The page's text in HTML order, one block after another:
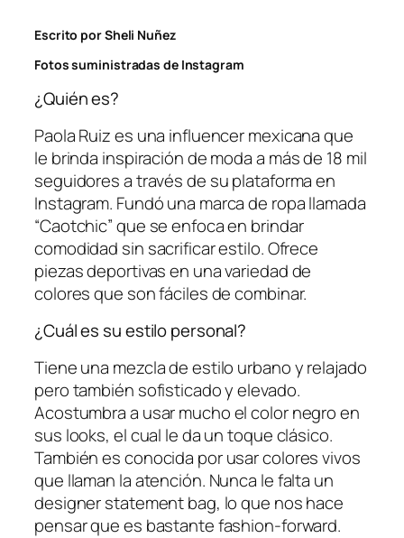
Escrito por Sheli Nuñez
Fotos suministradas de Instagram
¿Quién es?
Paola Ruiz es una influencer mexicana que
le brinda inspiración de moda a más de 18 mil
seguidores a través de su plataforma en
Instagram. Fundó una marca de ropa llamada
“Caotchic” que se enfoca en brindar
comodidad sin sacrificar estilo. Ofrece
piezas deportivas en una variedad de
colores que son fáciles de combinar.
¿Cuál es su estilo personal?
Tiene una mezcla de estilo urbano y relajado
pero también sofisticado y elevado.
Acostumbra a usar mucho el color negro en
sus looks, el cual le da un toque clásico.
También es conocida por usar colores vivos
que llaman la atención. Nunca le falta un
designer statement bag, lo que nos hace
pensar que es bastante fashion-forward.